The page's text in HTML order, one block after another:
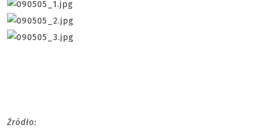
Źródło: